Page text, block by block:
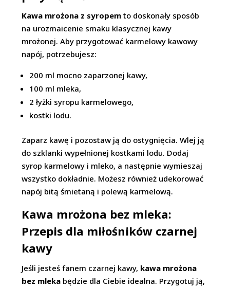
Kawa mrożona z syropem to doskonały sposób
na urozmaicenie smaku klasycznej kawy
mrożonej. Aby przygotować karmelowy kawowy
napój, potrzebujesz:
200 ml mocno zaparzonej kawy,
100 ml mleka,
2 łyżki syropu karmelowego,
kostki lodu.
Zaparz kawę i pozostaw ją do ostygnięcia. Wlej ją
do szklanki wypełnionej kostkami lodu. Dodaj
syrop karmelowy i mleko, a następnie wymieszaj
wszystko dokładnie. Możesz również udekorować
napój bitą śmietaną i polewą karmelową.
Kawa mrożona bez mleka:
Przepis dla miłośników czarnej
kawy
Jeśli jesteś fanem czarnej kawy, kawa mrożona
bez mleka będzie dla Ciebie idealna. Przygotuj ją,